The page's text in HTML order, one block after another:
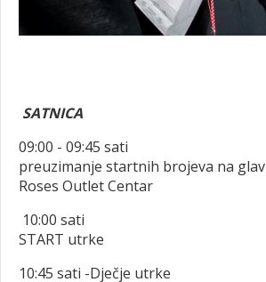
SATNICA
09:00 - 09:45 sati
preuzimanje startnih brojeva na
Roses Outlet Centar
10:00 sati
START utrke
10:45 sati -Dječje utrke